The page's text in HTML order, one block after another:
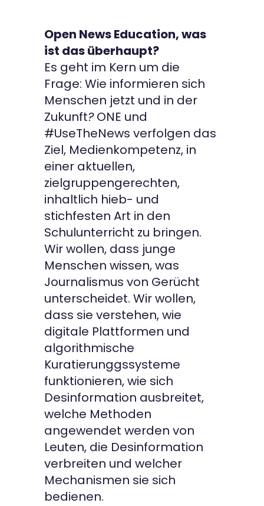
Open News Education, was
ist das überhaupt?
Es geht im Kern um die
Frage: Wie informieren sich
Menschen jetzt und in der
Zukunft?ONE und
#UseTheNews verfolgen das
Ziel, Medienkompetenz, in
einer aktuellen,
zielgruppengerechten,
inhaltlich hieb- und
stichfesten Art in den
Schulunterricht zu bringen.
Wir wollen, dass junge
Menschen wissen, was
Journalismus von Gerücht
unterscheidet. Wir wollen,
dass sie verstehen, wie
digitale Plattformen und
algorithmische
Kuratierunggssysteme
funktionieren, wie sich
Desinformation ausbreitet,
welche Methoden
angewendet werden von
Leuten, die Desinformation
verbreiten und welcher
Mechanismen sie sich
bedienen.